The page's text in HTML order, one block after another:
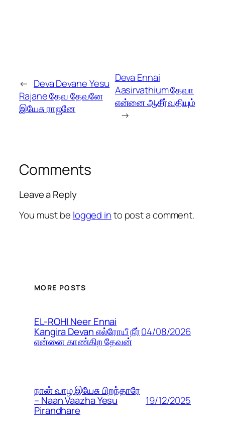
← Deva Devane Yesu
Rajane தேவ தேவனே
இயேசு ராஜனே
Deva Ennai
Aasirvathium தேவா
என்னை ஆசீர்வதியும்
→
Comments
Leave a Reply
You must be logged into post a comment.
MORE POSTS
EL-ROHI Neer Ennai
Kangira Devan எல்ரோயீ நீர்
என்னை காண்கிற தேவன்
04/08/2026
நான் வாழ இயேசு பிறந்தாரே
– Naan Vaazha Yesu
Pirandhare
19/12/2025